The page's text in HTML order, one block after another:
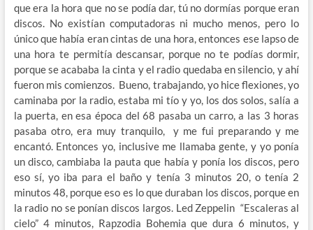
que era la hora que no se podía dar, tú no dormías porque eran
discos. No existían computadoras ni mucho menos, pero lo
único que había eran cintas de una hora, entonces ese lapso de
una hora te permitía descansar, porque no te podías dormir,
porque se acababa la cinta y el radio quedaba en silencio, y ahí
fueron mis comienzos. Bueno, trabajando, yo hice flexiones, yo
caminaba por la radio, estaba mi tío y yo, los dos solos, salía a
la puerta, en esa época del 68 pasaba un carro, a las 3 horas
pasaba otro, era muy tranquilo, y me fui preparando y me
encantó. Entonces yo, inclusive me llamaba gente, y yo ponía
un disco, cambiaba la pauta que había y ponía los discos, pero
eso sí, yo iba para el baño y tenía 3 minutos 20, o tenía 2
minutos 48, porque eso es lo que duraban los discos, porque en
la radio no se ponían discos largos. Led Zeppelin “Escaleras al
cielo” 4 minutos, Rapzodia Bohemia que dura 6 minutos, y